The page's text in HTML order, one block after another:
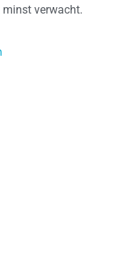
minst verwacht.